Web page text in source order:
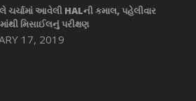
ચર્ચામાં આવેલી HALની કમાલ, પહેલીવાર
મિસાઈલનું પરીક્ષણ
17, 2019